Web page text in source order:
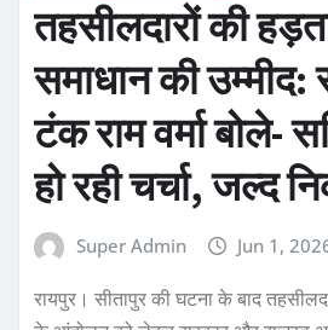
तहसीलदारों की
समाधान की उम्मीद:
टंक राम वर्मा बोले-
हो रही चर्चा, जल्द
Super Admin Jun 1,
रायपुर। सीतापुर की घटना के बाद